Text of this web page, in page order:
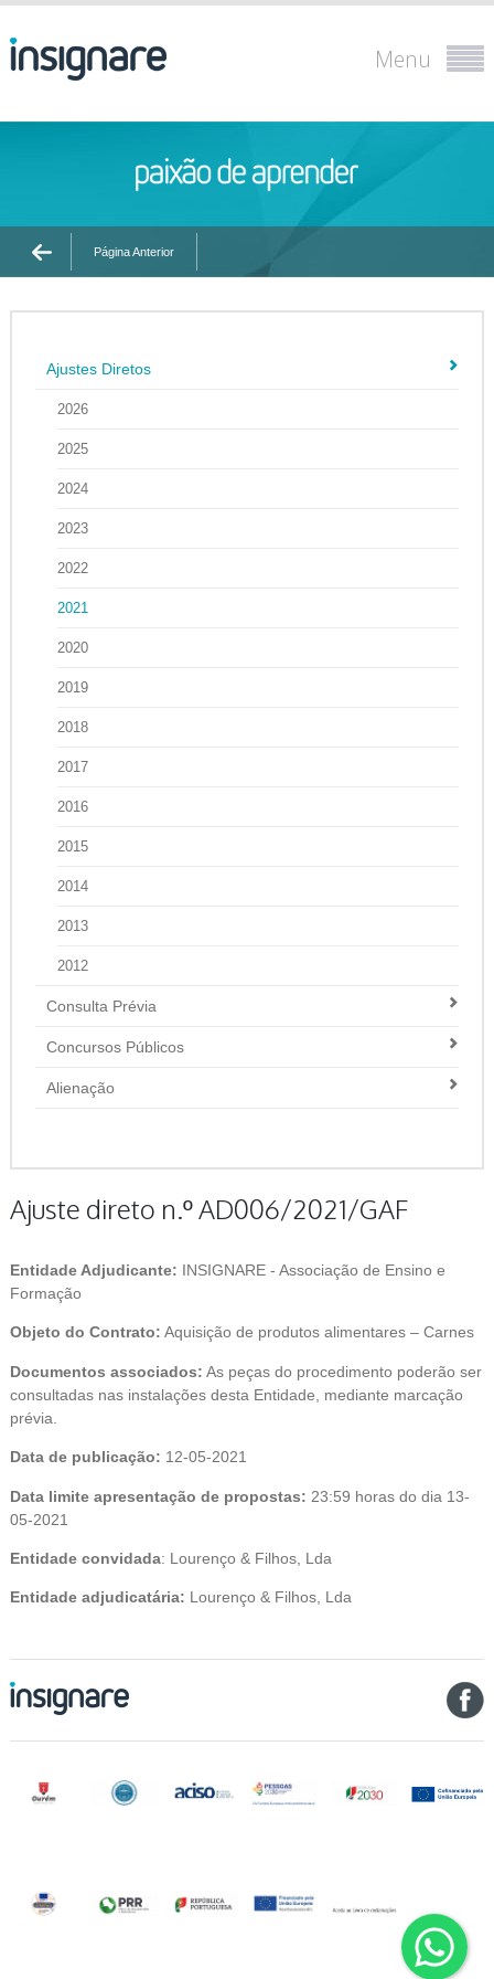
Menu
Página Anterior
Ajustes Diretos
2026
2025
2024
2023
2022
2021
2020
2019
2018
2017
2016
2015
2014
2013
2012
Consulta Prévia
Concursos Públicos
Alienação
Ajuste direto n.º AD006/2021/GAF
Entidade Adjudicante: INSIGNARE - Associação de Ensino e
Formação
Objeto do Contrato: Aquisição de produtos alimentares – Carnes
Documentos associados: As peças do procedimento poderão ser
consultadas nas instalações desta Entidade, mediante marcação
prévia.
Data de publicação: 12-05-2021
Data limite apresentação de propostas: 23:59 horas do dia 13-
05-2021
Entidade convidada: Lourenço & Filhos, Lda
Entidade adjudicatária: Lourenço & Filhos, Lda